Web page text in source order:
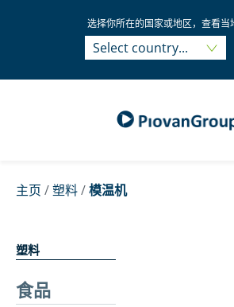
选择你所在的国家或地区，查看当
Select country...
Select country...
主页 /塑料/模温机
塑料
食品